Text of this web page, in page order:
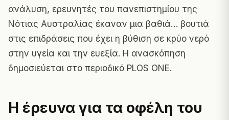
ανάλυση, ερευνητές του πανεπιστημίου της
Νότιας Αυστραλίας έκαναν μια βαθιά… βουτιά
στις επιδράσεις που έχει η βύθιση σε κρύο νερό
στην υγεία και την ευεξία. Η ανασκόπηση
δημοσιεύεται στο περιοδικό PLOS ONE.
Η έρευνα για τα οφέλη του